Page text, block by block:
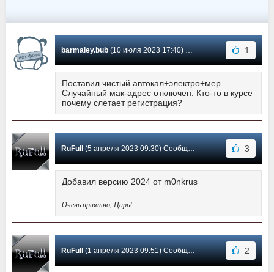
barmaley.bub(10 июля 2023 17:40) Сообщение #3 1
Поставил чистый автокал+электро+мер.
Случайный мак-адрес отключен. Кто-то в курсе
почему слетает регистрация?
RuFull(5 апреля 2023 09:30) Сообщение #2 3
Добавил версию 2024 от m0nkrus
Очень приятно, Царь!
RuFull(1 апреля 2023 09:51) Сообщение #1 2